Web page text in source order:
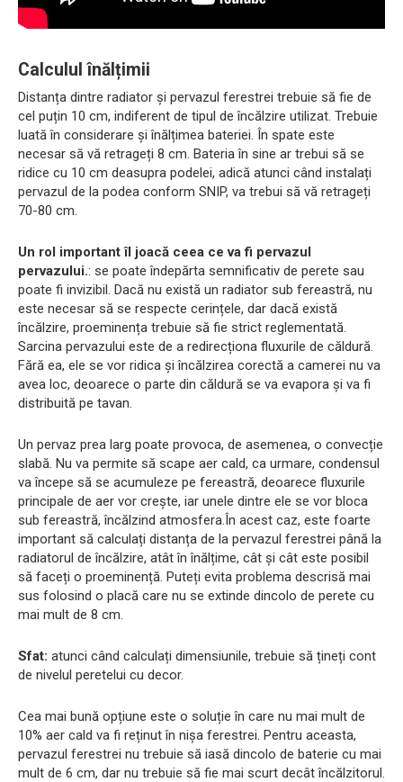
Calculul înălțimii
Distanța dintre radiator și pervazul ferestrei trebuie să fie de
cel puțin 10 cm, indiferent de tipul de încălzire utilizat. Trebuie
luată în considerare și înălțimea bateriei. În spate este
necesar să vă retrageți 8 cm. Bateria în sine ar trebui să se
ridice cu 10 cm deasupra podelei, adică atunci când instalați
pervazul de la podea conform SNIP, va trebui să vă retrageți
70-80 cm.
Un rol important îl joacă ceea ce va fi pervazul
pervazului.: se poate îndepărta semnificativ de perete sau
poate fi invizibil. Dacă nu există un radiator sub fereastră, nu
este necesar să se respecte cerințele, dar dacă există
încălzire, proeminența trebuie să fie strict reglementată.
Sarcina pervazului este de a redirecționa fluxurile de căldură.
Fără ea, ele se vor ridica și încălzirea corectă a camerei nu va
avea loc, deoarece o parte din căldură se va evapora și va fi
distribuită pe tavan.
Un pervaz prea larg poate provoca, de asemenea, o convecție
slabă. Nu va permite să scape aer cald, ca urmare, condensul
va începe să se acumuleze pe fereastră, deoarece fluxurile
principale de aer vor crește, iar unele dintre ele se vor bloca
sub fereastră, încălzind atmosfera.În acest caz, este foarte
important să calculați distanța de la pervazul ferestrei până la
radiatorul de încălzire, atât în ​​înălțime, cât și cât este posibil
să faceți o proeminență. Puteți evita problema descrisă mai
sus folosind o placă care nu se extinde dincolo de perete cu
mai mult de 8 cm.
Sfat: atunci când calculați dimensiunile, trebuie să țineți cont
de nivelul peretelui cu decor.
Cea mai bună opțiune este o soluție în care nu mai mult de
10% aer cald va fi reținut în nișa ferestrei. Pentru aceasta,
pervazul ferestrei nu trebuie să iasă dincolo de baterie cu mai
mult de 6 cm, dar nu trebuie să fie mai scurt decât încălzitorul.